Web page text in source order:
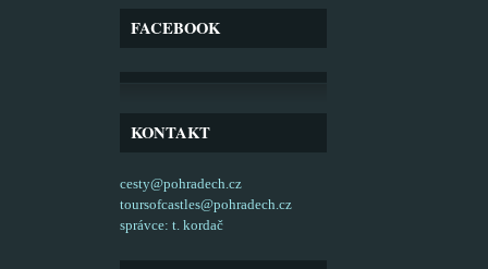
FACEBOOK
KONTAKT
cesty@pohradech.cz
toursofcastles@pohradech.cz
správce: t. kordač